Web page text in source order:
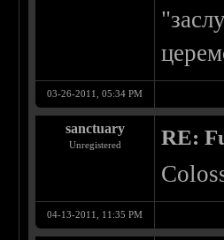
03-26-2011, 05:34 PM
sanctuary
Unregistered RE:
04-13-2011, 11:35 PM